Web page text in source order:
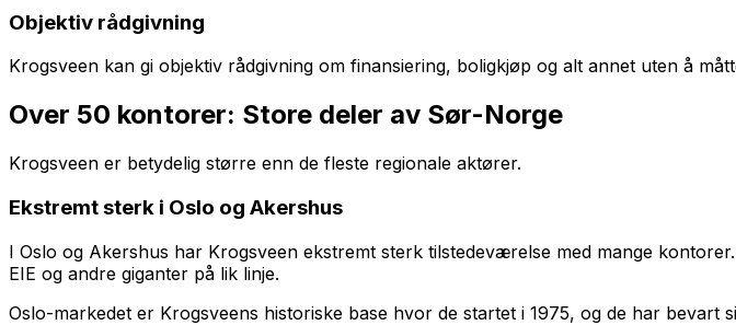
Objektiv rådgivning
Krogsveen kan gi objektiv rådgivning om finansiering, boligkjøp og alt annet uten å
Over 50 kontorer: Store deler av Sør-Norge
Krogsveen er betydelig større enn de fleste regionale aktører.
Ekstremt sterk i Oslo og Akershus
I Oslo og Akershus har Krogsveen ekstremt sterk tilstedeværelse med mange
EIE og andre giganter på lik linje.
Oslo-markedet er Krogsveens historiske base hvor de startet i 1975, og de har bevart